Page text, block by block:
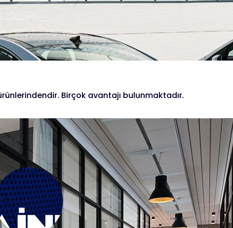
Birçok avantajı bulunmaktadır.